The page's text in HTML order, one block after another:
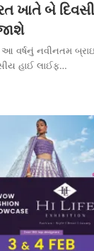
ખાતે બે
આ વર્ષનું નવીનતમ
હાઈ લાઈફ…